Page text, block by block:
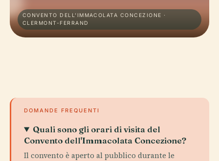
CONVENTO DELL'IMMACOLATA CONCEZIONE ·
CLERMONT-FERRAND
DOMANDE FREQUENTI
Quali sono gli orari di visita del
Convento dell'Immacolata Concezione?
Il convento è aperto al pubblico durante le